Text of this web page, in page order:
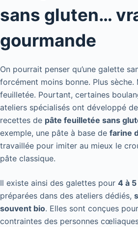
sans gluten…
gourmande
On pourrait penser qu’une galette
forcément moins bonne. Plus sèche.
feuilletée. Pourtant, certaines
ateliers spécialisés ont développé
recettes de pâte feuilletée sans
exemple, une pâte à base de farine
travaillée pour imiter au mieux le
pâte classique.
Il existe ainsi des galettes pour 4 à
préparées dans des ateliers dédiés,
souvent bio. Elles sont conçues
contraintes des personnes